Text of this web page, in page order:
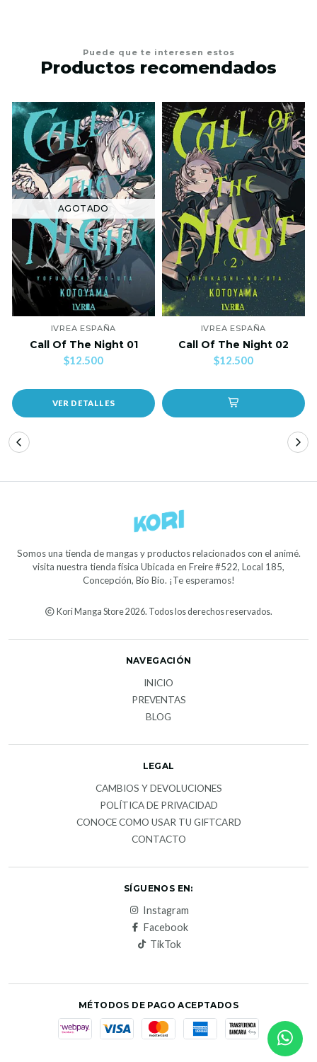
Puede que te interesen estos
Productos recomendados
AGOTADO
IVREA ESPAÑA
Call Of The Night 01
$12.500
VER DETALLES
IVREA ESPAÑA
Call Of The Night 02
$12.500
Somos una tienda de mangas y productos relacionados con el animé.
visita nuestra tienda física Ubicada en Freire #522, Local 185,
Concepción, Bío Bío. ¡Te esperamos!
Kori Manga Store 2026. Todos los derechos reservados.
NAVEGACIÓN
INICIO
PREVENTAS
BLOG
LEGAL
CAMBIOS Y DEVOLUCIONES
POLÍTICA DE PRIVACIDAD
CONOCE COMO USAR TU GIFTCARD
CONTACTO
SÍGUENOS EN:
Instagram
Facebook
TikTok
MÉTODOS DE PAGO ACEPTADOS